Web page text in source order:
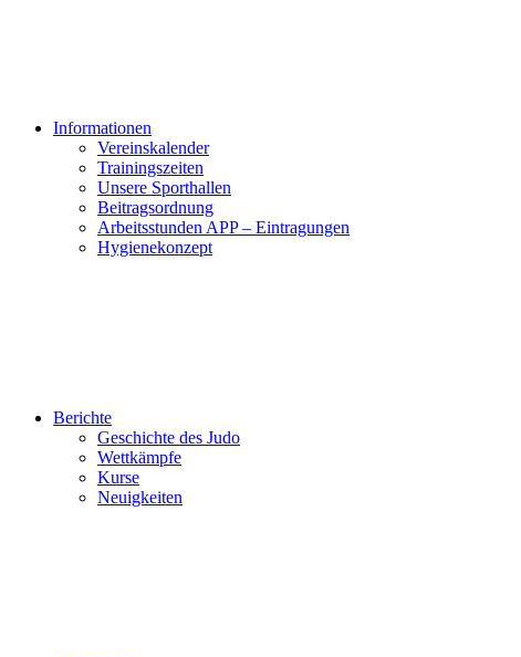
Informationen
Vereinskalender
Trainingszeiten
Unsere Sporthallen
Beitragsordnung
Arbeitsstunden APP – Eintragungen
Hygienekonzept
Berichte
Geschichte des Judo
Wettkämpfe
Kurse
Neuigkeiten